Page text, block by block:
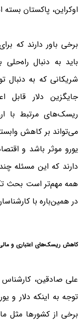
اوکراین، پاکستان
برخی باور دارند که
باید به دنبال
شریکانی که به دنبال
جایگزین دلار قابل
ریسک‌های مرتبط با
می‌تواند بر کاهش
یورو موثر باشد و
دارند که این مسئله
همه مهم‌تر است بحث
در همین‌باره با
کاهش ریسک‌های اعتباری و
علی صادقین،
توجه به اینکه دلار و
برخی از کشورها مثل